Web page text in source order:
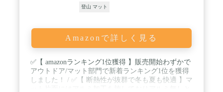
登山 マット
Amazonで詳しく見る
✅【 amazonランキング1位獲得 】販売開始わずかで
アウトドア/マット部門で新着ランキング1位を獲得
しました！ / ✅【 断熱性が抜群で冬も夏も快適 】マ